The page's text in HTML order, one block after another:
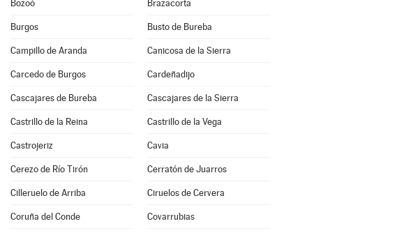
Bozoó Brazacorta
Burgos Busto de Bureba
Campillo de Aranda Canicosa de la Sierra
Carcedo de Burgos Cardeñadijo
Cascajares de Bureba Cascajares de la Sierra
Castrillo de la Reina Castrillo de la Vega
Castrojeriz Cavia
Cerezo de Río Tirón Cerratón de Juarros
Cilleruelo de Arriba Ciruelos de Cervera
Coruña del Conde Covarrubias